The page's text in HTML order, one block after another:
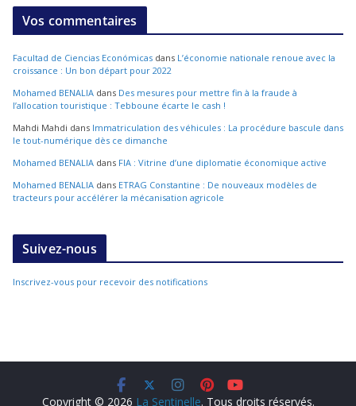
Vos commentaires
Facultad de Ciencias Económicas dans L’économie nationale renoue avec la
croissance : Un bon départ pour 2022
Mohamed BENALIA dans Des mesures pour mettre fin à la fraude à
l’allocation touristique : Tebboune écarte le cash !
Mahdi Mahdi dans Immatriculation des véhicules : La procédure bascule dans
le tout-numérique dès ce dimanche
Mohamed BENALIA dans FIA : Vitrine d’une diplomatie économique active
Mohamed BENALIA dans ETRAG Constantine : De nouveaux modèles de
tracteurs pour accélérer la mécanisation agricole
Suivez-nous
Inscrivez-vous pour recevoir des notifications
Copyright © 2026 La Sentinelle. Tous droits réservés.